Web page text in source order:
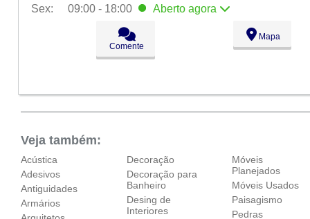
Sex:
09:00 - 18:00 Aberto agora
09:00 - 18:00
09:00 - 18:00
09:00 - 18:00
Comente
Mapa
Veja também:
Acústica
Adesivos
Antiguidades
Armários
Decoração
Decoração para
Banheiro
Desing de
Interiores
Móveis
Planejados
Móveis Usados
Paisagismo
Pedras